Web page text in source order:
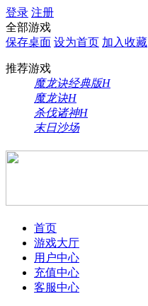
登录 注册
全部游戏
保存桌面 设为首页 加入收藏
推荐游戏
魔龙诀经典版H
魔龙诀H
杀伐诸神H
末日沙场
首页
游戏大厅
用户中心
充值中心
客服中心